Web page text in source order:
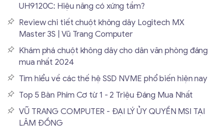
UH9120C: Hiệu năng có xứng tầm?
Review chi tiết chuột không dây Logitech MX
Master 3S | Vũ Trang Computer
Khám phá chuột không dây cho dân văn phòng đáng
mua nhất 2024
Tìm hiểu về các thế hệ SSD NVME phổ biến hiện nay
Top 5 Bàn Phím Cơ từ 1 - 2 Triệu Đáng Mua Nhất
VŨ TRANG COMPUTER - ĐẠI LÝ ỦY QUYỀN MSI TẠI
LÂM ĐỒNG